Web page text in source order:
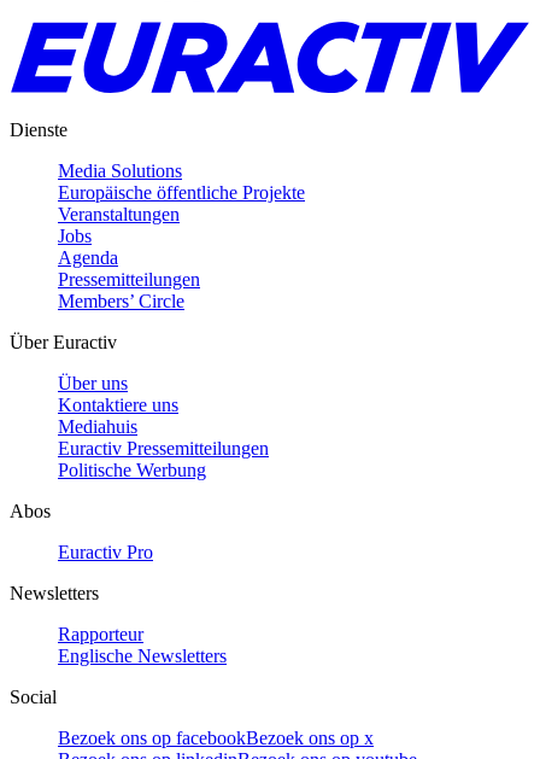
Dienste
Media Solutions
Europäische öffentliche Projekte
Veranstaltungen
Jobs
Agenda
Pressemitteilungen
Members’ Circle
Über Euractiv
Über uns
Kontaktiere uns
Mediahuis
Euractiv Pressemitteilungen
Politische Werbung
Abos
Euractiv Pro
Newsletters
Rapporteur
Englische Newsletters
Social
Bezoek ons op facebookBezoek ons op x